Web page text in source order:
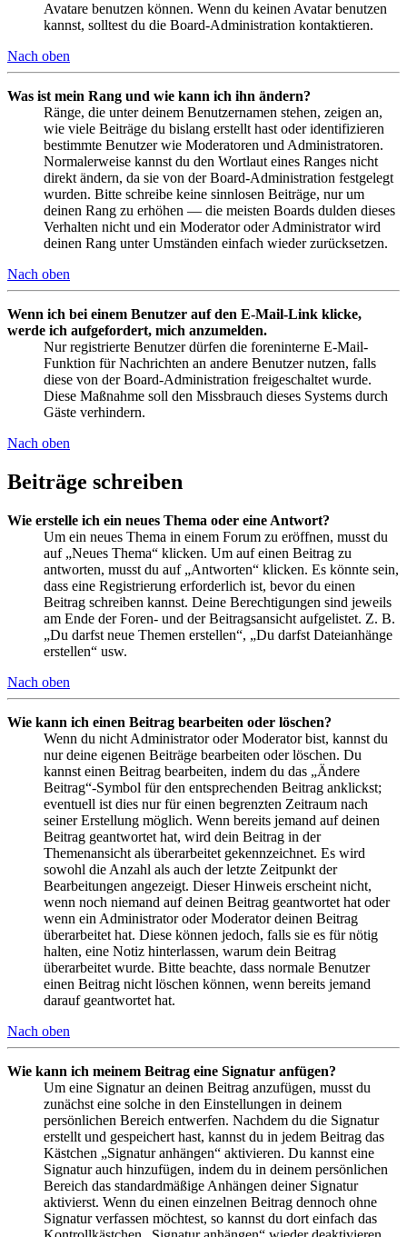
Avatare benutzen können. Wenn du keinen Avatar benutzen
kannst, solltest du die Board-Administration kontaktieren.
Nach oben
Was ist mein Rang und wie kann ich ihn ändern?
Ränge, die unter deinem Benutzernamen stehen, zeigen an,
wie viele Beiträge du bislang erstellt hast oder identifizieren
bestimmte Benutzer wie Moderatoren und Administratoren.
Normalerweise kannst du den Wortlaut eines Ranges nicht
direkt ändern, da sie von der Board-Administration festgelegt
wurden. Bitte schreibe keine sinnlosen Beiträge, nur um
deinen Rang zu erhöhen — die meisten Boards dulden dieses
Verhalten nicht und ein Moderator oder Administrator wird
deinen Rang unter Umständen einfach wieder zurücksetzen.
Nach oben
Wenn ich bei einem Benutzer auf den E-Mail-Link klicke,
werde ich aufgefordert, mich anzumelden.
Nur registrierte Benutzer dürfen die foreninterne E-Mail-
Funktion für Nachrichten an andere Benutzer nutzen, falls
diese von der Board-Administration freigeschaltet wurde.
Diese Maßnahme soll den Missbrauch dieses Systems durch
Gäste verhindern.
Nach oben
Beiträge schreiben
Wie erstelle ich ein neues Thema oder eine Antwort?
Um ein neues Thema in einem Forum zu eröffnen, musst du
auf „Neues Thema“ klicken. Um auf einen Beitrag zu
antworten, musst du auf „Antworten“ klicken. Es könnte sein,
dass eine Registrierung erforderlich ist, bevor du einen
Beitrag schreiben kannst. Deine Berechtigungen sind jeweils
am Ende der Foren- und der Beitragsansicht aufgelistet. Z. B.
„Du darfst neue Themen erstellen“, „Du darfst Dateianhänge
erstellen“ usw.
Nach oben
Wie kann ich einen Beitrag bearbeiten oder löschen?
Wenn du nicht Administrator oder Moderator bist, kannst du
nur deine eigenen Beiträge bearbeiten oder löschen. Du
kannst einen Beitrag bearbeiten, indem du das „Ändere
Beitrag“-Symbol für den entsprechenden Beitrag anklickst;
eventuell ist dies nur für einen begrenzten Zeitraum nach
seiner Erstellung möglich. Wenn bereits jemand auf deinen
Beitrag geantwortet hat, wird dein Beitrag in der
Themenansicht als überarbeitet gekennzeichnet. Es wird
sowohl die Anzahl als auch der letzte Zeitpunkt der
Bearbeitungen angezeigt. Dieser Hinweis erscheint nicht,
wenn noch niemand auf deinen Beitrag geantwortet hat oder
wenn ein Administrator oder Moderator deinen Beitrag
überarbeitet hat. Diese können jedoch, falls sie es für nötig
halten, eine Notiz hinterlassen, warum dein Beitrag
überarbeitet wurde. Bitte beachte, dass normale Benutzer
einen Beitrag nicht löschen können, wenn bereits jemand
darauf geantwortet hat.
Nach oben
Wie kann ich meinem Beitrag eine Signatur anfügen?
Um eine Signatur an deinen Beitrag anzufügen, musst du
zunächst eine solche in den Einstellungen in deinem
persönlichen Bereich entwerfen. Nachdem du die Signatur
erstellt und gespeichert hast, kannst du in jedem Beitrag das
Kästchen „Signatur anhängen“ aktivieren. Du kannst eine
Signatur auch hinzufügen, indem du in deinem persönlichen
Bereich das standardmäßige Anhängen deiner Signatur
aktivierst. Wenn du einen einzelnen Beitrag dennoch ohne
Signatur verfassen möchtest, so kannst du dort einfach das